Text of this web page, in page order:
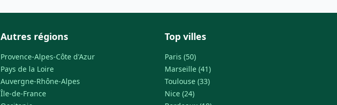
Autres régions
Provence-Alpes-Côte d'Azur
Pays de la Loire
Auvergne-Rhône-Alpes
Île-de-France
Top villes
Paris (50)
Marseille (41)
Toulouse (33)
Nice (24)